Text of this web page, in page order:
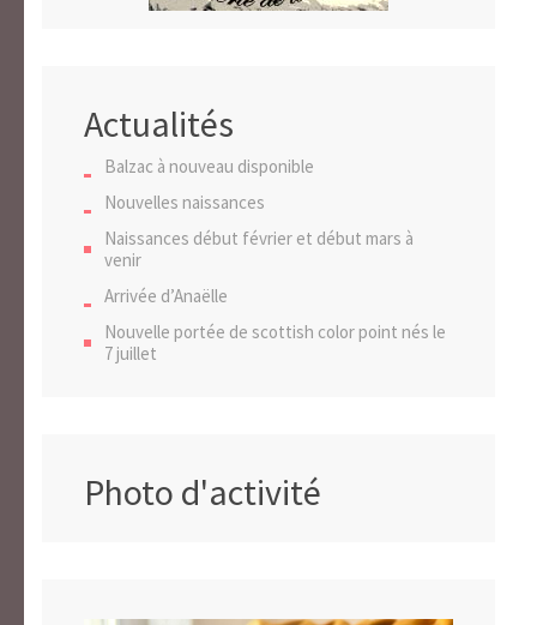
Actualités
Balzac à nouveau disponible
Nouvelles naissances
Naissances début février et début mars à
venir
Arrivée d’Anaëlle
Nouvelle portée de scottish color point nés le
7 juillet
Photo d'activité